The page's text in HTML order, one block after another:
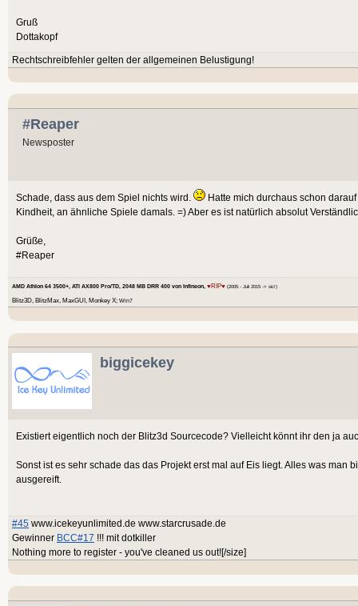
Gruß
Dottakopf
Rechtschreibfehler gelten der allgemeinen Belustigung!
#Reaper
Newsposter
Schade, dass aus dem Spiel nichts wird.
Hatte mich durchaus schon
Kindheit, an ähnliche Spiele damals. =) Aber es ist natürlich absolut
Grüße,
#Reaper
AMD Athlon 64 3500+, ATI AX800 Pro/TD, 2048 MB DRR 400 von Infineon, ♥RIP♥ (2005 - Juli 2015 -> sic!)
Blitz3D, BlitzMax, MaxGUI, Monkey X; Win7
biggicekey
Existiert eigentlich noch der Blitz3d Sourcecode? Vielleicht könnt ihr den ja
Sonst ist es sehr schade das das Projekt erst mal auf Eis liegt. Alles was man
ausgereift.
#45 www.icekeyunlimited.de www.starcrusade.de
Gewinner BCC#17 !!! mit dotkiller
Nothing more to register - you've cleaned us out![/size]